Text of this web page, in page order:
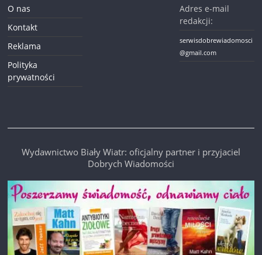
O nas
Kontakt
Reklama
Polityka
prywatności
Adres e-mail
redakcji:
serwisdobrewiadomosci
@gmail.com
Wydawnictwo Biały Wiatr: oficjalny partner i przyjaciel
Dobrych Wiadomości